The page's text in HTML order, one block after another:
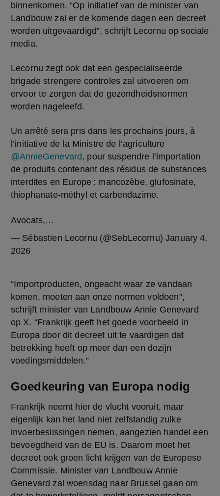
binnenkomen. “Op initiatief van de minister van
Landbouw zal er de komende dagen een decreet
worden uitgevaardigd”, schrijft Lecornu op sociale
media.
Lecornu zegt ook dat een gespecialiseerde
brigade strengere controles zal uitvoeren om
ervoor te zorgen dat de gezondheidsnormen
worden nageleefd.
Un arrêté sera pris dans les prochains jours, à
l’initiative de la Ministre de l’agriculture
@AnnieGenevard, pour suspendre l’importation
de produits contenant des résidus de substances
interdites en Europe : mancozèbe, glufosinate,
thiophanate-méthyl et carbendazime.
Avocats,…
— Sébastien Lecornu (@SebLecornu)January 4,
2026
“Importproducten, ongeacht waar ze vandaan
komen, moeten aan onze normen voldoen”,
schrijft minister van Landbouw Annie Genevard
op X. “Frankrijk geeft het goede voorbeeld in
Europa door dit decreet uit te vaardigen dat
betrekking heeft op meer dan een dozijn
voedingsmiddelen.”
Goedkeuring van Europa nodig
Frankrijk neemt hier de vlucht vooruit, maar
eigenlijk kan het land niet zelfstandig zulke
invoerbeslissingen nemen, aangezien handel een
bevoegdheid van de EU is. Daarom moet het
decreet ook groen licht krijgen van de Europese
Commissie. Minister van Landbouw Annie
Genevard zal woensdag naar Brussel gaan om